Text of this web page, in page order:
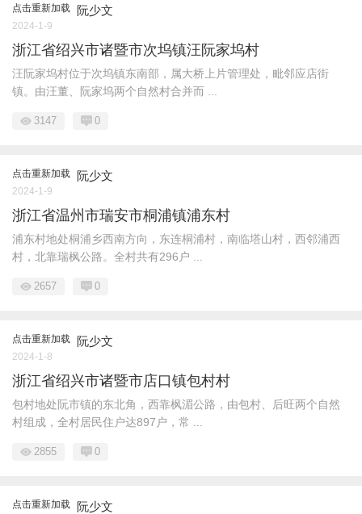
点击重新加载 阮少文
2024-1-9
浙江省绍兴市诸暨市次坞镇汪阮家坞村
汪阮家坞村位于次坞镇东南部，属大桥上片管理处，毗邻应店街
镇。由汪董、阮家坞两个自然村合并而 ...
3147 0
点击重新加载 阮少文
2024-1-9
浙江省温州市瑞安市桐浦镇浦东村
浦东村地处桐浦乡西南方向，东连桐浦村，南临塔山村，西邻浦西
村，北靠瑞枫公路。全村共有296户 ...
2657 0
点击重新加载 阮少文
2024-1-8
浙江省绍兴市诸暨市店口镇包村村
包村地处阮市镇的东北角，西靠枫湄公路，由包村、后旺两个自然
村组成，全村居民住户达897户，常 ...
2855 0
点击重新加载 阮少文